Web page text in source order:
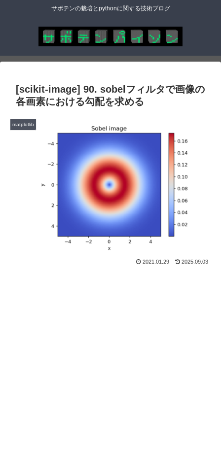
サボテンの栽培とpythonに関する技術ブログ
[scikit-image] 90. sobelフィルタで画像の
各画素における勾配を求める
matplotlib
2021.01.29 2025.09.03